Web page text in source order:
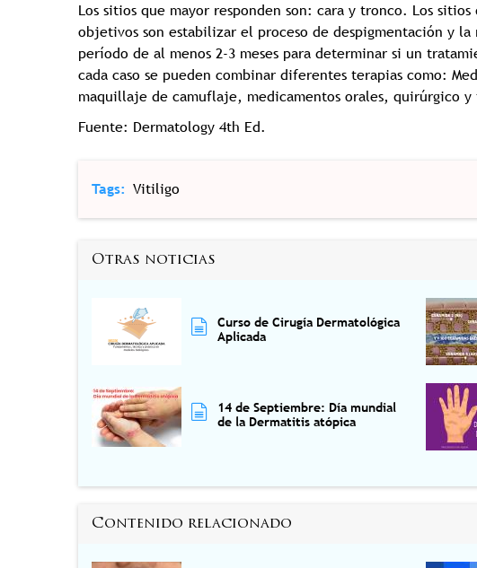
Los sitios que mayor responden son: cara y tronco. Los
objetivos son estabilizar el proceso de despigmentación y
período de al menos 2-3 meses para determinar si un
cada caso se pueden combinar diferentes terapias como:
maquillaje de camuflaje, medicamentos orales, quirúrgico
Fuente: Dermatology 4th Ed.
Tags Vitiligo
Otras noticias
Curso de Cirugía Dermatológica
Aplicada
14 de Septiembre: Día mundial
de la Dermatitis atópica
Contenido relacionado